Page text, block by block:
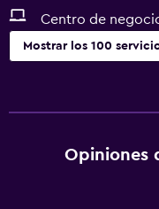
Centro de
Mostrar los 100
Wifi disponible en
Opiniones